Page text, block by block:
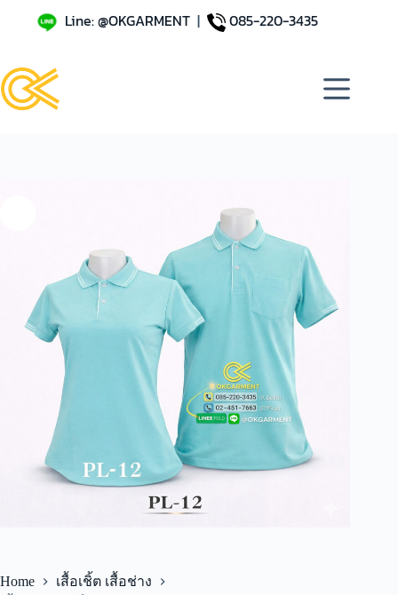
Line: @OKGARMENT| 085-220-3435
Home
เสื้อเชิ้ต เสื้อช่าง